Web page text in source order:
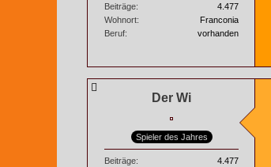
Beiträge
4.477
Wohnort
Franconia
Beruf
vorhanden
Der Wi
Spieler des Jahres
Beiträge
4.477